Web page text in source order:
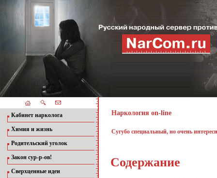
Кабинет нарколога
Химия и жизнь
Родительский уголок
Закон сур-р-ов!
Сверхценные идеи
Наркология on-line
Сугубо специальный, но очень
Содержание